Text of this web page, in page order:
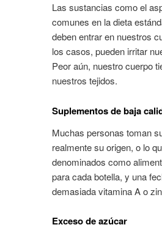
Las sustancias como el
comunes en la dieta
deben entrar en nuestros
los casos, pueden irritar
Peor aún, nuestro cuerpo
nuestros tejidos.
Suplementos de baja
Muchas personas toman
realmente su origen, o lo
denominados como
para cada botella, y una
demasiada vitamina A o
Exceso de azúcar